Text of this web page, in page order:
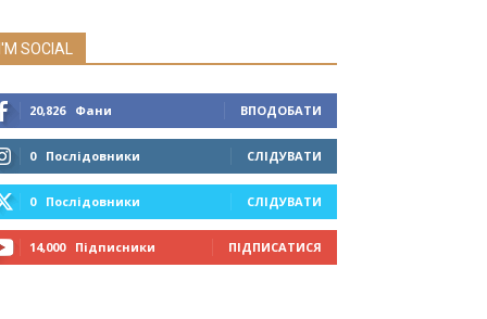
I'M SOCIAL
20,826 Фани ВПОДОБАТИ
0 Послідовники СЛІДУВАТИ
0 Послідовники СЛІДУВАТИ
14,000 Підписники ПІДПИСАТИСЯ